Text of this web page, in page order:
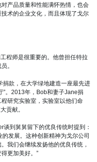
产品质量和性能满怀热情，也会
术的企业文化，而且体现了戈尔
程师是很重要的。他曾担任特拉
。
款，在大学绿地建造一座最先进
”。2013年，Bob和妻子Jane捐
研究实验室，实验室以他们命
贡献。
到舅舅留下的优良传统时提到：
发展。这种创新精神为戈尔公司
我们会继续发扬他的优良传统，
更加美好。”